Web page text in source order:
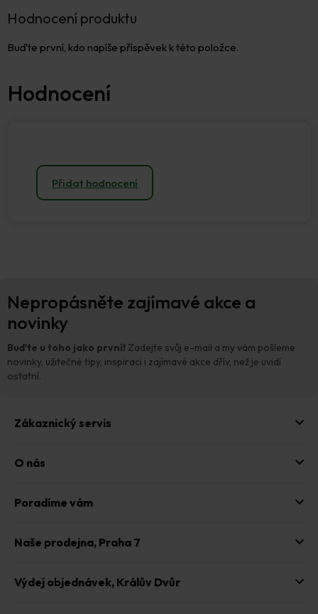
Hodnocení produktu
Buďte první, kdo napíše příspěvek k této položce.
Přidat hodnocení
Nepropásněte zajímavé akce a
novinky
Buďte u toho jako první! Zadejte svůj e-mail a my vám pošleme
novinky, užitečné tipy, inspiraci i zajímavé akce dřív, než je uvidí
ostatní.
Zákaznický servis
O nás
Poradíme vám
Naše prodejna, Praha 7
Výdej objednávek, Králův Dvůr